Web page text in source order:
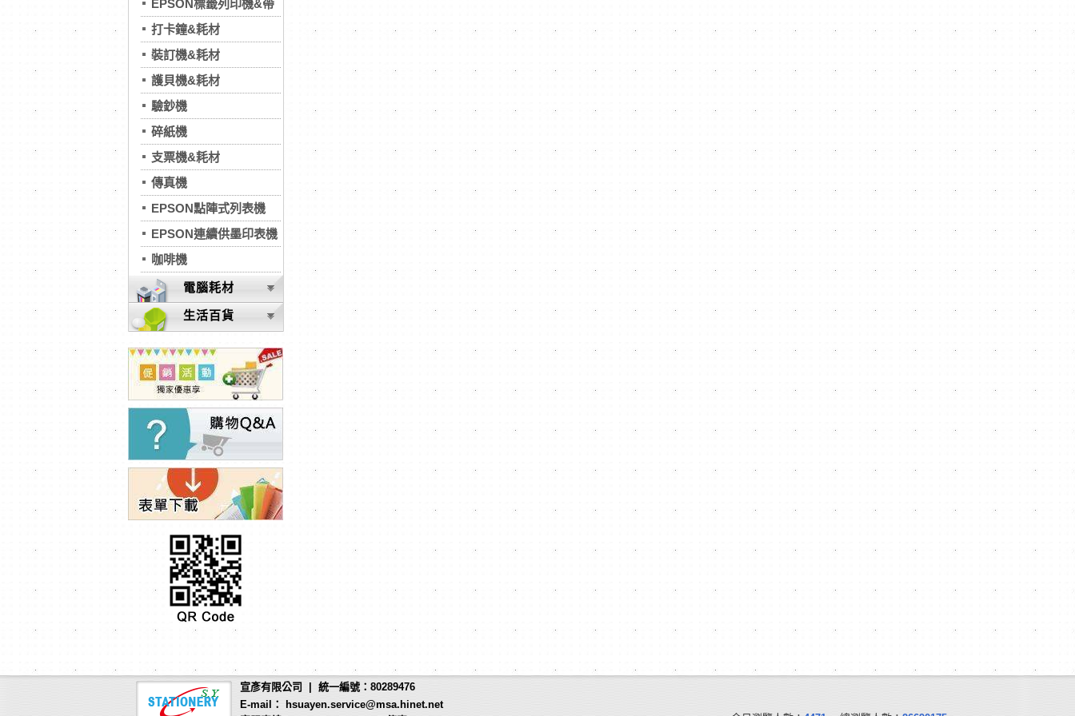
EPSON標籤列印機&帶
打卡鐘&耗材
裝訂機&耗材
護貝機&耗材
驗鈔機
碎紙機
支票機&耗材
傳真機
EPSON點陣式列表機
EPSON連續供墨印表機
咖啡機
電腦耗材
生活百貨
宣彥有限公司 | 統一編號：80289476
E-mail： hsuayen.service@msa.hinet.net